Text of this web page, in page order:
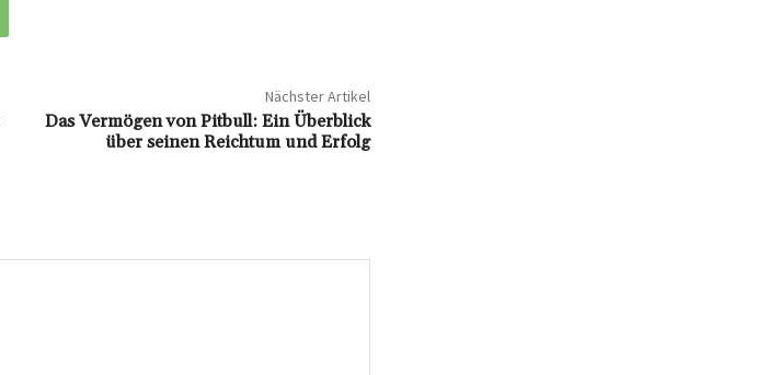
Nächster Artikel
Das Vermögen von Pitbull: Ein Überblick
über seinen Reichtum und Erfolg